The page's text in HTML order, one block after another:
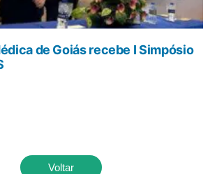
de Goiás recebe I Simpósio
Voltar